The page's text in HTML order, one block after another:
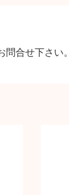
合せ下さい。